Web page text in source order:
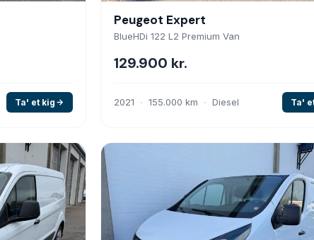
Ta' et kig
Peugeot Expert
BlueHDi 122 L2 Premium Van
129.900 kr.
2021 155.000 km Diesel Ta'